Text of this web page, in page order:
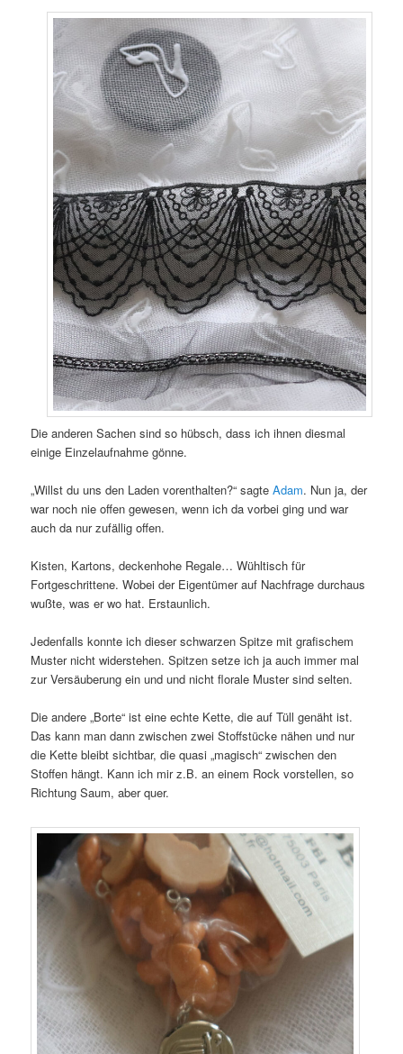
Die anderen Sachen sind so hübsch, dass ich ihnen diesmal
einige Einzelaufnahme gönne.
„Willst du uns den Laden vorenthalten?“ sagteAdam. Nun ja, der
war noch nie offen gewesen, wenn ich da vorbei ging und war
auch da nur zufällig offen.
Kisten, Kartons, deckenhohe Regale… Wühltisch für
Fortgeschrittene. Wobei der Eigentümer auf Nachfrage durchaus
wußte, was er wo hat. Erstaunlich.
Jedenfalls konnte ich dieser schwarzen Spitze mit grafischem
Muster nicht widerstehen. Spitzen setze ich ja auch immer mal
zur Versäuberung ein und und nicht florale Muster sind selten.
Die andere „Borte“ ist eine echte Kette, die auf Tüll genäht ist.
Das kann man dann zwischen zwei Stoffstücke nähen und nur
die Kette bleibt sichtbar, die quasi „magisch“ zwischen den
Stoffen hängt. Kann ich mir z.B. an einem Rock vorstellen, so
Richtung Saum, aber quer.